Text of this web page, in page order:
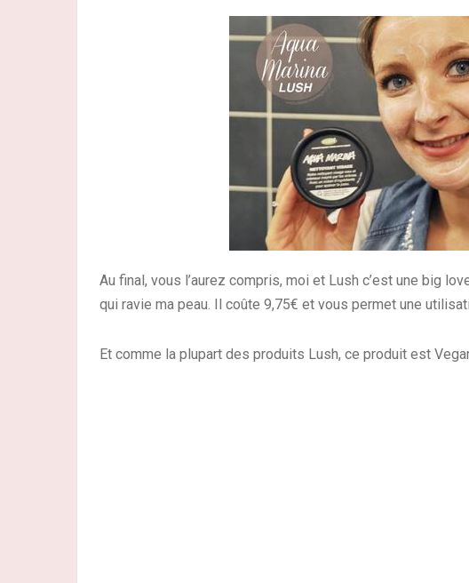
Au final, vous l’aurez compris, moi et Lush c’est une big
qui ravie ma peau. Il coûte 9,75€ et vous permet une
Et comme la plupart des produits Lush, ce produit est